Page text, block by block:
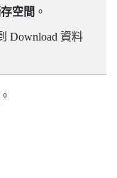
空間 。
Download 資料